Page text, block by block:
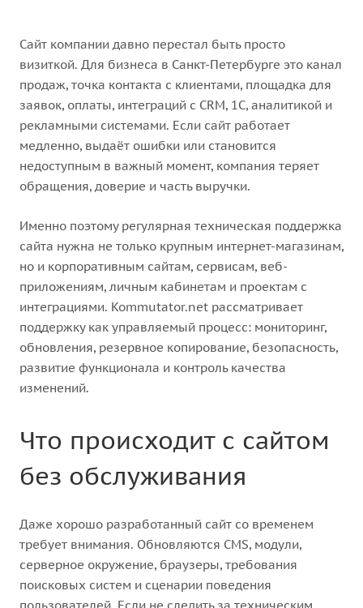
Сайт компании давно перестал быть просто
визиткой. Для бизнеса в Санкт-Петербурге это канал
продаж, точка контакта с клиентами, площадка для
заявок, оплаты, интеграций с CRM, 1С, аналитикой и
рекламными системами. Если сайт работает
медленно, выдаёт ошибки или становится
недоступным в важный момент, компания теряет
обращения, доверие и часть выручки.
Именно поэтому регулярная техническая поддержка
сайта нужна не только крупным интернет-магазинам,
но и корпоративным сайтам, сервисам, веб-
приложениям, личным кабинетам и проектам с
интеграциями. Kommutator.net рассматривает
поддержку как управляемый процесс: мониторинг,
обновления, резервное копирование, безопасность,
развитие функционала и контроль качества
изменений.
Что происходит с сайтом
без обслуживания
Даже хорошо разработанный сайт со временем
требует внимания. Обновляются CMS, модули,
серверное окружение, браузеры, требования
поисковых систем и сценарии поведения